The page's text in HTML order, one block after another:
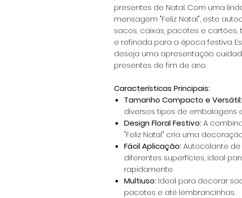
presentes de Natal. Com uma
mensagem "Feliz Natal", este
sacos, caixas, pacotes e
e refinada para a época festiva.
deseja uma apresentação
presentes de fim de ano.
Características Principais:
Tamanho Compacto e Versátil:
diversos tipos de embalagens
Design Floral Festivo:A
"Feliz Natal" cria uma
Fácil Aplicação:Autocolante
diferentes superfícies, ideal
rapidamente.
Multiuso: Ideal para decorar
pacotes e até lembrancinhas.